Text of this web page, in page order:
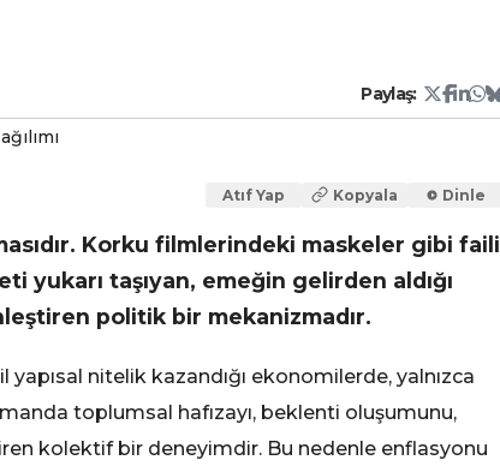
Atıf Yap Kopyala Dinle
Korku filmlerindeki maskeler gibi faili
taşıyan, emeğin gelirden aldığı
politik bir mekanizmadır.
nitelik kazandığı ekonomilerde, yalnızca
toplumsal hafızayı, beklenti oluşumunu,
kolektif bir deneyimdir. Bu nedenle enflasyonu